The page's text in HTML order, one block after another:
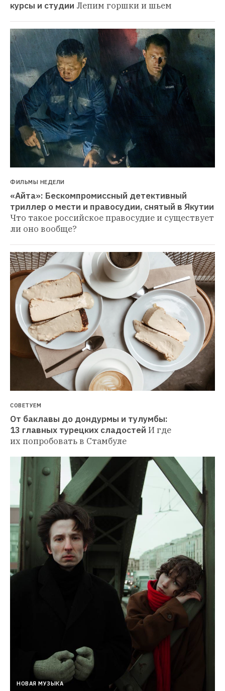
курсы и студии Лепим горшки и шьем
ФИЛЬМЫ НЕДЕЛИ
«Айта»: Бескомпромиссный детективный
триллер о мести и правосудии, снятый в Якутии
Что такое российское правосудие и существует
ли оно вообще?
СОВЕТУЕМ
От баклавы до дондурмы и тулумбы:
13 главных турецких сладостей И где
их попробовать в Стамбуле
НОВАЯ МУЗЫКА